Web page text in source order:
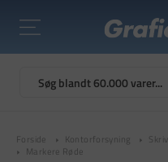
Forside Kontorforsyning
Markere Røde